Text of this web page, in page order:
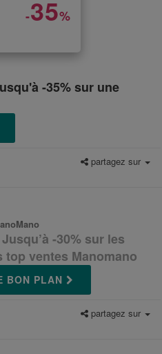
-35%
-35% sur une
partagez sur
-30% sur les
top ventes Manomano
BON PLAN
partagez sur